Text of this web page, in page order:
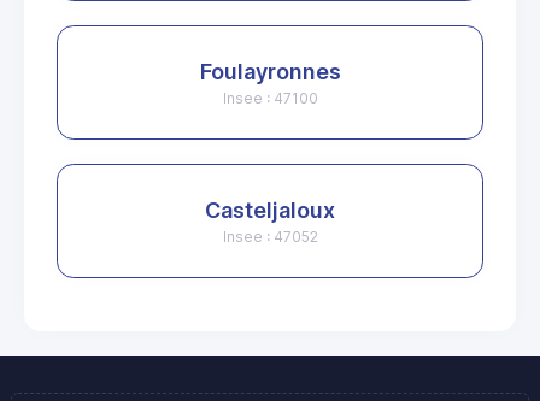
Foulayronnes
Insee : 47100
Casteljaloux
Insee : 47052